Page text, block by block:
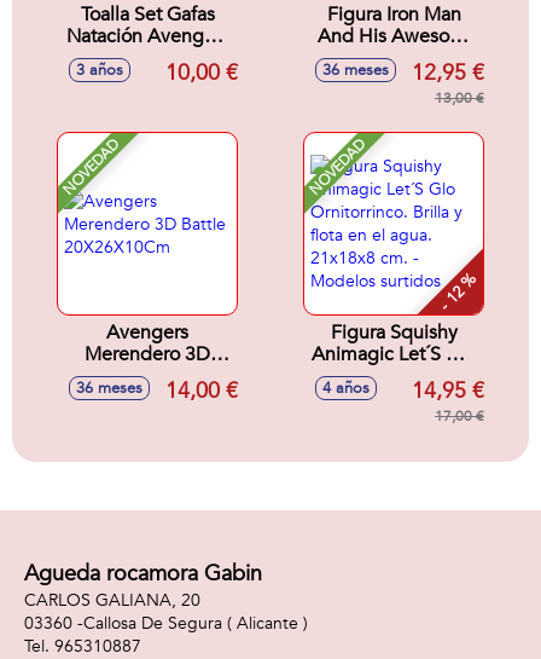
Toalla Set Gafas
Natación Avengers
24.0 X 34.0 X 6.0
3 años 10,00 €
Figura Iron Man
And His Awesone
Friends.
36 meses 12,95 €
13,00 €
NOVEDAD
Avengers
Merendero 3D
Battle
20X26X10Cm
36 meses 14,00 €
NOVEDAD
- 12 %
Figura Squishy
Animagic Let´S Glo
Ornitorrinco. Brilla y
flota en el agua.
21x18x8 cm. -
4 años 14,95 €
17,00 €
Agueda rocamora Gabin
CARLOS GALIANA, 20
03360 -Callosa De Segura ( Alicante )
965310887